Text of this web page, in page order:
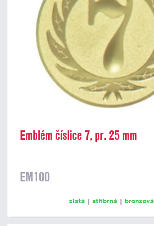
Emblém číslice 7, pr. 25 mm
EM100
zlatá | stříbrná | bronzová